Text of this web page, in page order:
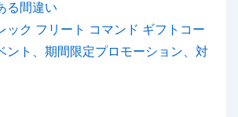
る間違い
ック フリート コマンド ギフトコー
ント、期間限定プロモーション、対